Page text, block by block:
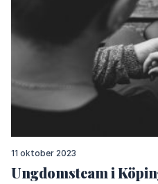
11 oktober 2023
Ungdomsteam i